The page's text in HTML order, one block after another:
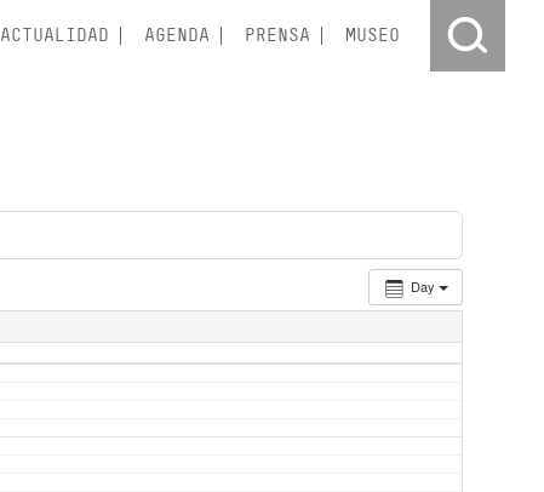
ACTUALIDAD AGENDA PRENSA MUSEO
Day